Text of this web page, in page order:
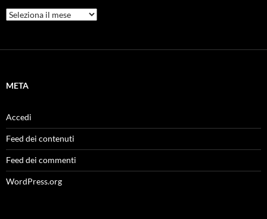
Archivi
META
Accedi
Feed dei contenuti
Feed dei commenti
WordPress.org